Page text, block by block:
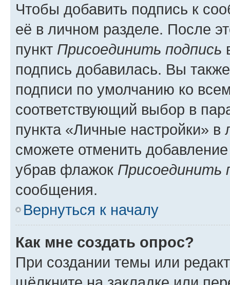
Чтобы добавить подпись к
её в личном разделе. После
пункт Присоединить подпись
подпись добавилась. Вы
подписи по умолчанию ко
соответствующий выбор в
пункта «Личные настройки»
сможете отменить
убрав флажок Присоединить
сообщения.
Вернуться к началу
Как мне создать опрос?
При создании темы или